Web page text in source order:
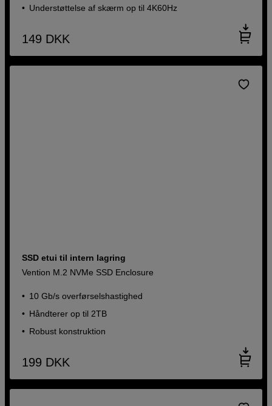
Understøttelse af skærm op til 4K60Hz
149 DKK
SSD etui til intern lagring
Vention M.2 NVMe SSD Enclosure
10 Gb/s overførselshastighed
Håndterer op til 2TB
Robust konstruktion
199 DKK